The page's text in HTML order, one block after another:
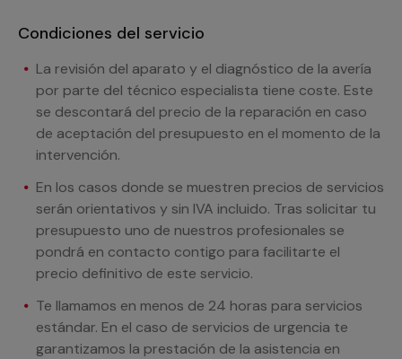
Condiciones del servicio
La revisión del aparato y el diagnóstico de la avería
por parte del técnico especialista tiene coste. Este
se descontará del precio de la reparación en caso
de aceptación del presupuesto en el momento de la
intervención.
En los casos donde se muestren precios de servicios
serán orientativos y sin IVA incluido. Tras solicitar tu
presupuesto uno de nuestros profesionales se
pondrá en contacto contigo para facilitarte el
precio definitivo de este servicio.
Te llamamos en menos de 24 horas para servicios
estándar. En el caso de servicios de urgencia te
garantizamos la prestación de la asistencia en